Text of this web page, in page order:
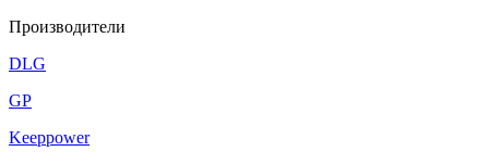
Производители
DLG
GP
Keeppower